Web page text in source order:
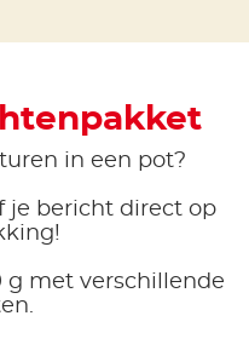
in een pot?
je bericht direct op
g met verschillende